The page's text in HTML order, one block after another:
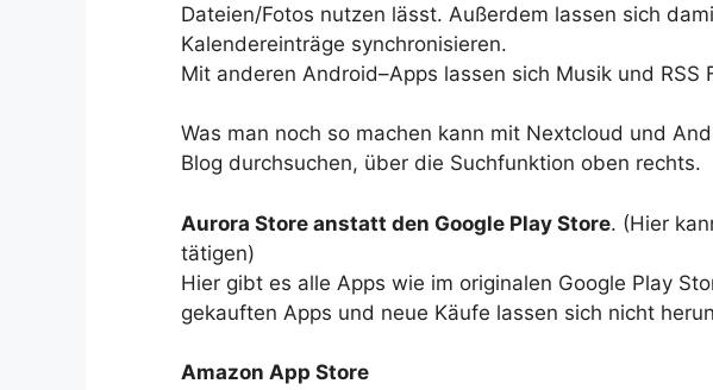
Dateien/Fotos nutzen lässt. Außerdem lassen sich
Kalendereinträge synchronisieren.
Mit anderen Android–Apps lassen sich Musik und RSS
Was man noch so machen kann mit Nextcloud und
Blog durchsuchen, über die Suchfunktion oben rechts.
Aurora Store anstatt den Google Play Store. (Hier
tätigen)
Hier gibt es alle Apps wie im originalen Google Play
gekauften Apps und neue Käufe lassen sich nicht
Amazon App Store